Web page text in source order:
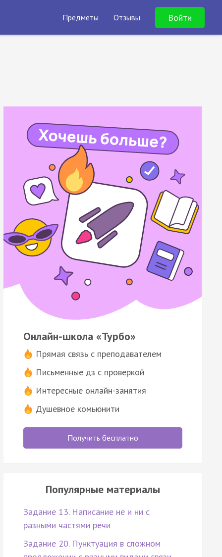
Предметы Отзывы Войти
Онлайн-школа «Турбо»
Прямая связь с преподавателем
Письменные дз с проверкой
Интересные онлайн-занятия
Душевное комьюнити
Получить бесплатно
Популярные материалы
Задание 13. Написание не и ни с
разными частями речи
Задание 20. Пунктуация в сложном